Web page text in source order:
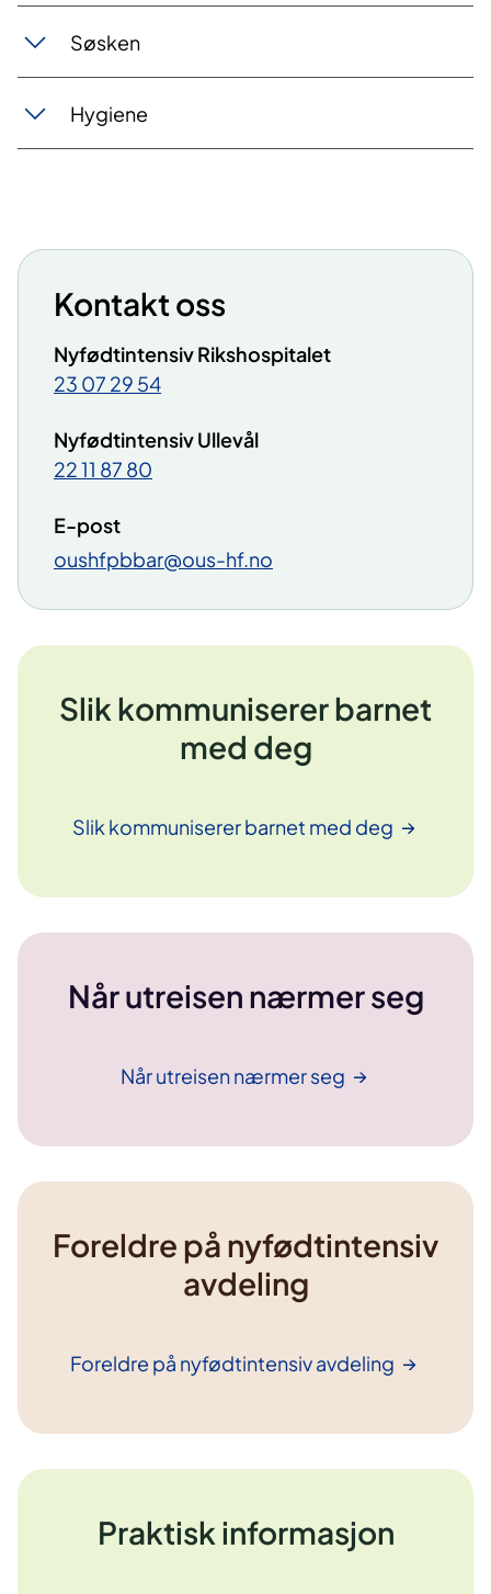
Søsken
Hygiene
Kontakt oss
Nyfødtintensiv Rikshospitalet
23 07 29 54
Nyfødtintensiv Ullevål
22 11 87 80
E-post
oushfpbbar@ous-hf.no
Slik kommuniserer barnet
med deg
Slik kommuniserer barnet med deg
Når utreisen nærmer seg
Når utreisen nærmerseg
Foreldre på nyfødtintensiv
avdeling
Foreldre på nyfødtintensivavdeling
Praktisk informasjon